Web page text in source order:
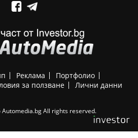
Реклама
Портфолио
за ползване Лични данни
All rights reserved.